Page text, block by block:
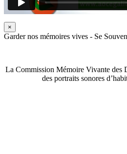
×
Garder nos mémoires vives - Se
La Commission Mémoire Vivante des
des portraits sonores